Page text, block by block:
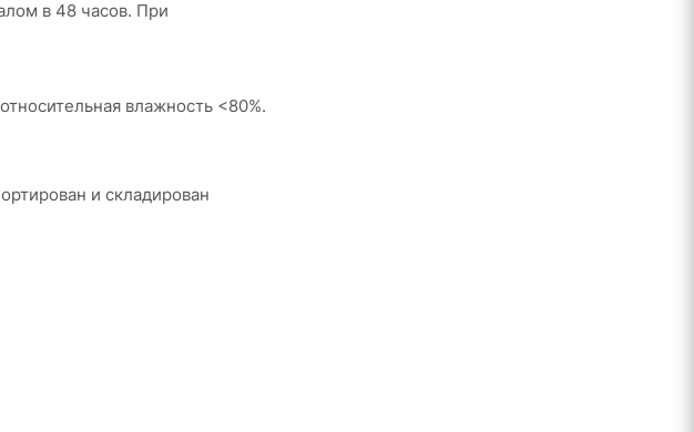
в 48 часов. При
влажность <80%.
и складирован